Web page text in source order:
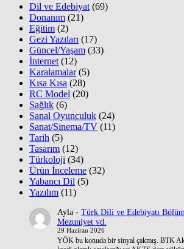
Dil ve Edebiyat (69)
Donanım (21)
Eğitim (2)
Gezi Yazıları (17)
Güncel/Yaşam (33)
İnternet (12)
Karalamalar(5)
Kısa Kısa (28)
RC Model (20)
Sağlık (6)
Sanal Oyunculuk (24)
Sanat/Sinema/TV (11)
Tarih (5)
Tasarım (12)
Türkoloji (34)
Ürün İnceleme (32)
Yabancı Dil (5)
Yazılım (11)
Ayla- Türk Dili ve Edebiyatı
Mezuniyet vd.
29 Haziran 2026
YÖK bu konuda bir sinyal çakmış. BTK